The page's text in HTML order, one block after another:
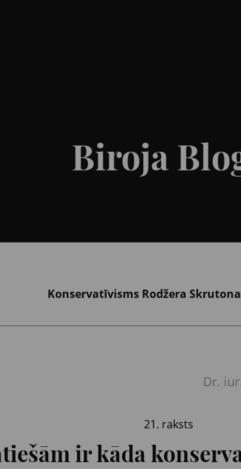
Biroja
Konservatīvisms Rodžera
Dr.
21. raksts
ir kāda